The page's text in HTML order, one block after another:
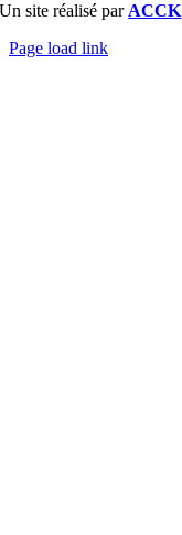
Un site réalisé par ACCK
Page load link